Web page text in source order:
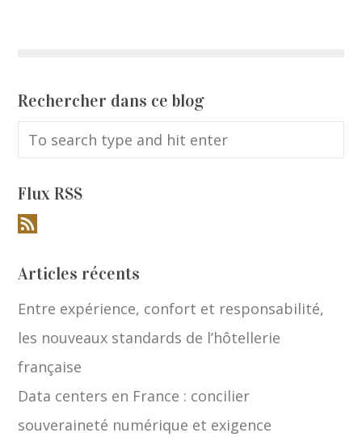
Rechercher dans ce blog
Flux RSS
Articles récents
Entre expérience, confort et responsabilité,
les nouveaux standards de l’hôtellerie
française
Data centers en France : concilier
souveraineté numérique et exigence